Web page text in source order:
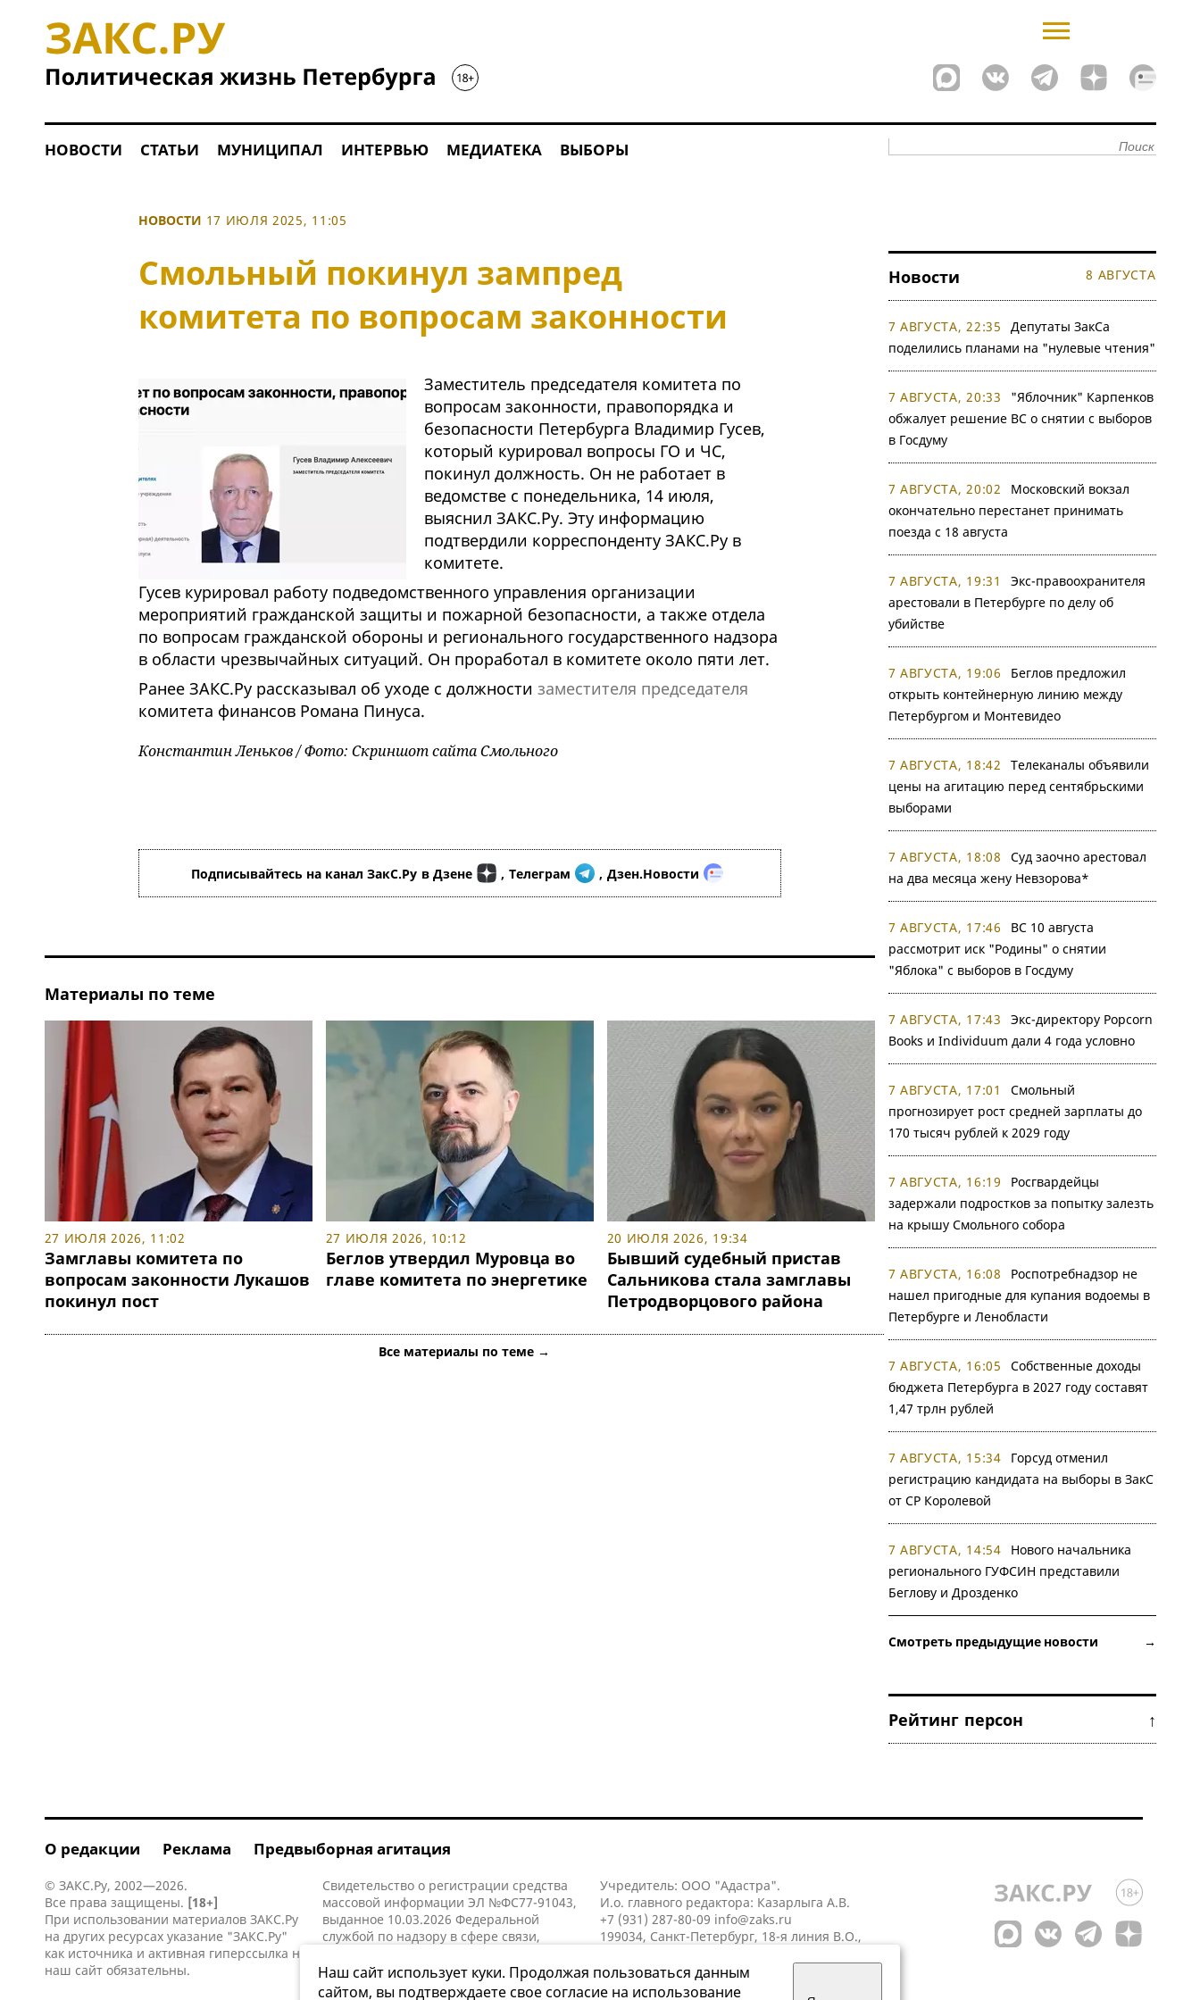
НОВОСТИ СТАТЬИ МУНИЦИПАЛ ИНТЕРВЬЮ МЕДИАТЕКА ВЫБОРЫ
НОВОСТИ 17 ИЮЛЯ 2025, 11:05
Смольный покинул зампред
комитета по вопросам законности
Заместитель председателя комитета по
вопросам законности, правопорядка и
безопасности Петербурга Владимир Гусев,
который курировал вопросы ГО и ЧС,
покинул должность. Он не работает в
ведомстве с понедельника, 14 июля,
выяснил ЗАКС.Ру. Эту информацию
подтвердили корреспонденту ЗАКС.Ру в
комитете.
Гусев курировал работу подведомственного управления организации
мероприятий гражданской защиты и пожарной безопасности, а также отдела
по вопросам гражданской обороны и регионального государственного надзора
в области чрезвычайных ситуаций. Он проработал в комитете около пяти лет.
Ранее ЗАКС.Ру рассказывал об уходе с должности заместителя председателя
комитета финансов Романа Пинуса.
Константин Леньков / Фото: Скриншот сайта Смольного
Подписывайтесь на канал ЗакС.Ру в Дзене , Телеграм , Дзен.Новости
Материалы по теме
27 ИЮЛЯ 2026, 11:02
Замглавы комитета по
вопросам законности Лукашов
покинул пост
27 ИЮЛЯ 2026, 10:12
Беглов утвердил Муровца во
главе комитета по энергетике
20 ИЮЛЯ 2026, 19:34
Бывший судебный пристав
Сальникова стала замглавы
Петродворцового района
Все материалы по теме →
Новости 8 АВГУСТА
7 АВГУСТА, 22:35
Депутаты ЗакСа
поделились планами на "нулевые чтения"
7 АВГУСТА, 20:33
"Яблочник" Карпенков
обжалует решение ВС о снятии с выборов
в Госдуму
7 АВГУСТА, 20:02
Московский вокзал
окончательно перестанет принимать
поезда с 18 августа
7 АВГУСТА, 19:31
Экс-правоохранителя
арестовали в Петербурге по делу об
убийстве
7 АВГУСТА, 19:06
Беглов предложил
открыть контейнерную линию между
Петербургом и Монтевидео
7 АВГУСТА, 18:42
Телеканалы объявили
цены на агитацию перед сентябрьскими
выборами
7 АВГУСТА, 18:08
Суд заочно арестовал
на два месяца жену Невзорова*
7 АВГУСТА, 17:46
ВС 10 августа
рассмотрит иск "Родины" о снятии
"Яблока" с выборов в Госдуму
7 АВГУСТА, 17:43
Экс-директору Popcorn
Books и Individuum дали 4 года условно
7 АВГУСТА, 17:01
Смольный
прогнозирует рост средней зарплаты до
170 тысяч рублей к 2029 году
7 АВГУСТА, 16:19
Росгвардейцы
задержали подростков за попытку залезть
на крышу Смольного собора
7 АВГУСТА, 16:08
Роспотребнадзор не
нашел пригодные для купания водоемы в
Петербурге и Ленобласти
7 АВГУСТА, 16:05
Собственные доходы
бюджета Петербурга в 2027 году составят
1,47 трлн рублей
7 АВГУСТА, 15:34
Горсуд отменил
регистрацию кандидата на выборы в ЗакС
от СР Королевой
7 АВГУСТА, 14:54
Нового начальника
регионального ГУФСИН представили
Беглову и Дрозденко
Смотреть предыдущие новости →
Рейтинг персон ↑
О редакции Реклама Предвыборная агитация
© ЗАКС.Ру, 2002—2026.
Все права защищены. [18+]
При использовании материалов ЗАКС.Ру
на других ресурсах указание "ЗАКС.Ру"
как источника и активная гиперссылка на
наш сайт обязательны.
Свидетельство о регистрации средства
массовой информации ЭЛ №ФС77-91043,
выданное 10.03.2026 Федеральной
службой по надзору в сфере связи,
коммуникаций (Роскомнадзор).
Учредитель: ООО "Адастра".
И.о. главного редактора: Казарлыга А.В.
+7 (931) 287-80-09 info@zaks.ru
199034, Санкт-Петербург, 18-я линия В.О.,
Наш сайт использует куки. Продолжая пользоваться данным
сайтом, вы подтверждаете свое согласие на использование